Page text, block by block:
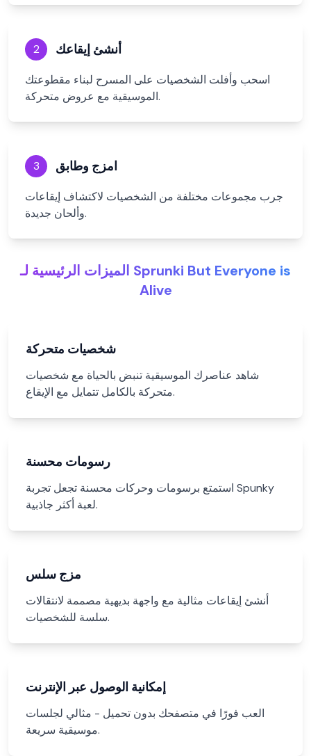
2 أنشئ إيقاعك
اسحب وأفلت الشخصيات على المسرح لبناء مقطوعتك
الموسيقية مع عروض متحركة.
3 امزج وطابق
جرب مجموعات مختلفة من الشخصيات لاكتشاف إيقاعات
وألحان جديدة.
الميزات الرئيسية لـ Sprunki But Everyone is
Alive
شخصيات متحركة
شاهد عناصرك الموسيقية تنبض بالحياة مع شخصيات
متحركة بالكامل تتمايل مع الإيقاع.
رسومات محسنة
استمتع برسومات وحركات محسنة تجعل تجربة Spunky
لعبة أكثر جاذبية.
مزج سلس
أنشئ إيقاعات مثالية مع واجهة بديهية مصممة لانتقالات
سلسة للشخصيات.
إمكانية الوصول عبر الإنترنت
العب فورًا في متصفحك بدون تحميل - مثالي لجلسات
موسيقية سريعة.